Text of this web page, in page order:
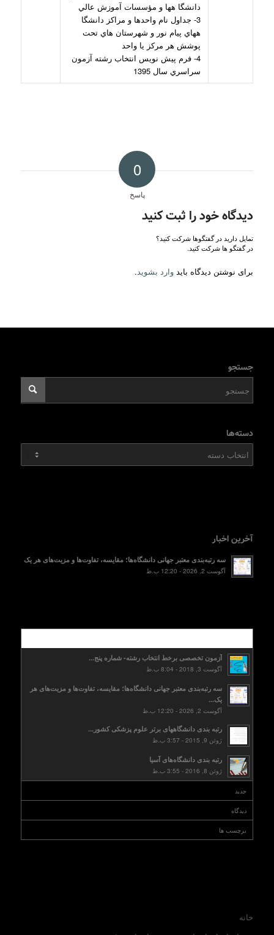
دانشگا هها و مؤسسات آموزش عالي
3- جداول نام واحدها و مراكز دانشگا
ههاي پيام نور و شهرستان هاي تحت
پوشش هر مركز يا واحد
4- فرم پيش نويس انتخاب رشته آزمون
سراسري سال 1395
0
پاسخ
دیدگاه خود را ثبت کنید
تمایل دارید در گفتگوها شرکت کنید؟
در گفتگو ها شرکت کنید.
برای نوشتن دیدگاه باید وارد بشوید.
جستجو
دسته‌ها
آخرین اخبار
سه رتبه‌بندی معتبر جهانی دانشگاه‌ها؛ مقایسه، تفاوت‌ها و مزیت‌های هر یک
آگوست 2, 2026 - 12:20 ب.ظ
آزمون تخصصی برخط انتخاب رشته- شماره پنج...
آگوست 3, 2018 - 8:04 ب.ظ
سه رتبه‌بندی معتبر جهانی دانشگاه‌ها؛ مقایسه، تفاوت‌ها و مزیت‌های هر
یک...
آگوست 2, 2026 - 12:20 ب.ظ
رتبه بندی دانشگاههای برتر علوم پزشکی کشور...
ژوئن 9, 2015 - 3:57 ب.ظ
رتبه بندی دانشگاه‌های آسیا
ژوئن 8, 2016 - 3:55 ب.ظ
جدید
دیدگاه
برچسب ها
خانه